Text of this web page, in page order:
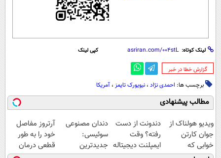
لینک کوتاه: کپی لینک
‌گزارش خطا در خبر
برچسب ها: احمدی نژاد ، نیویورک تایمز ، آمریکا
مطالب پیشنهادی
ویدیو هولناک از
جوان کارتن
خوابی که
دندونت از دست
رفته؟ وقت
ایمپلنت دیجیتاله
دندان مصنوعی
سوئیسی:
جدیدترین
آرتروز مفاصل
خود را به طور
قطعی درمان